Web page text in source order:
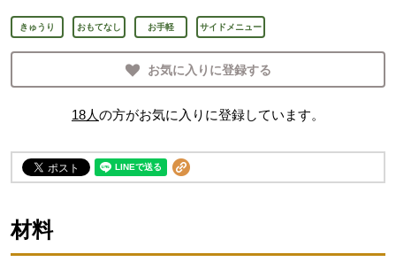
きゅうり おもてなし お手軽 サイドメニュー
お気に入りに登録する
18人の方がお気に入りに登録しています。
材料